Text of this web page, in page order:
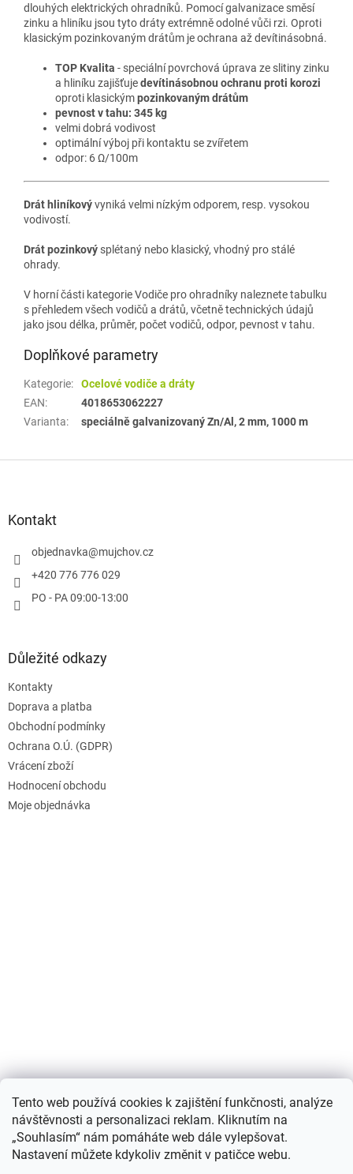
Tento web používá cookies k zajištění funkčnosti, analýze
návštěvnosti a personalizaci reklam. Kliknutím na
„Souhlasím“ nám pomáháte web dále vylepšovat.
Nastavení můžete kdykoliv změnit v patičce webu.
dlouhých elektrických ohradníků. Pomocí galvanizace směsí
zinku a hliníku jsou tyto dráty extrémně odolné vůči rzi. Oproti
klasickým pozinkovaným drátům je ochrana až devítinásobná.
TOP Kvalita - speciální povrchová úprava ze slitiny zinku
a hliníku zajišťujedevítinásobnou ochranu proti korozi
oproti klasickýmpozinkovaným drátům
pevnost v tahu: 345 kg
velmi dobrá vodivost
optimální výboj při kontaktu se zvířetem
odpor: 6 Ω/100m
Drát hliníkovývyniká velmi nízkým odporem, resp. vysokou
vodivostí.
Drát pozinkový splétaný nebo klasický, vhodný pro stálé
ohrady.
V horní části kategorie Vodiče pro ohradníky naleznete tabulku
s přehledem všech vodičů a drátů, včetně technických údajů
jako jsou délka, průměr, počet vodičů, odpor, pevnost v tahu.
Doplňkové parametry
Kategorie:
Ocelové vodiče a dráty
EAN:
4018653062227
Varianta: speciálně galvanizovaný Zn/Al, 2 mm, 1000 m
Kontakt
objednavka@mujchov.cz
+420 776 776 029
PO - PA 09:00-13:00
Důležité odkazy
Kontakty
Doprava a platba
Obchodní podmínky
Ochrana O.Ú. (GDPR)
Vrácení zboží
Hodnocení obchodu
Moje objednávka
0KS /0 KČ